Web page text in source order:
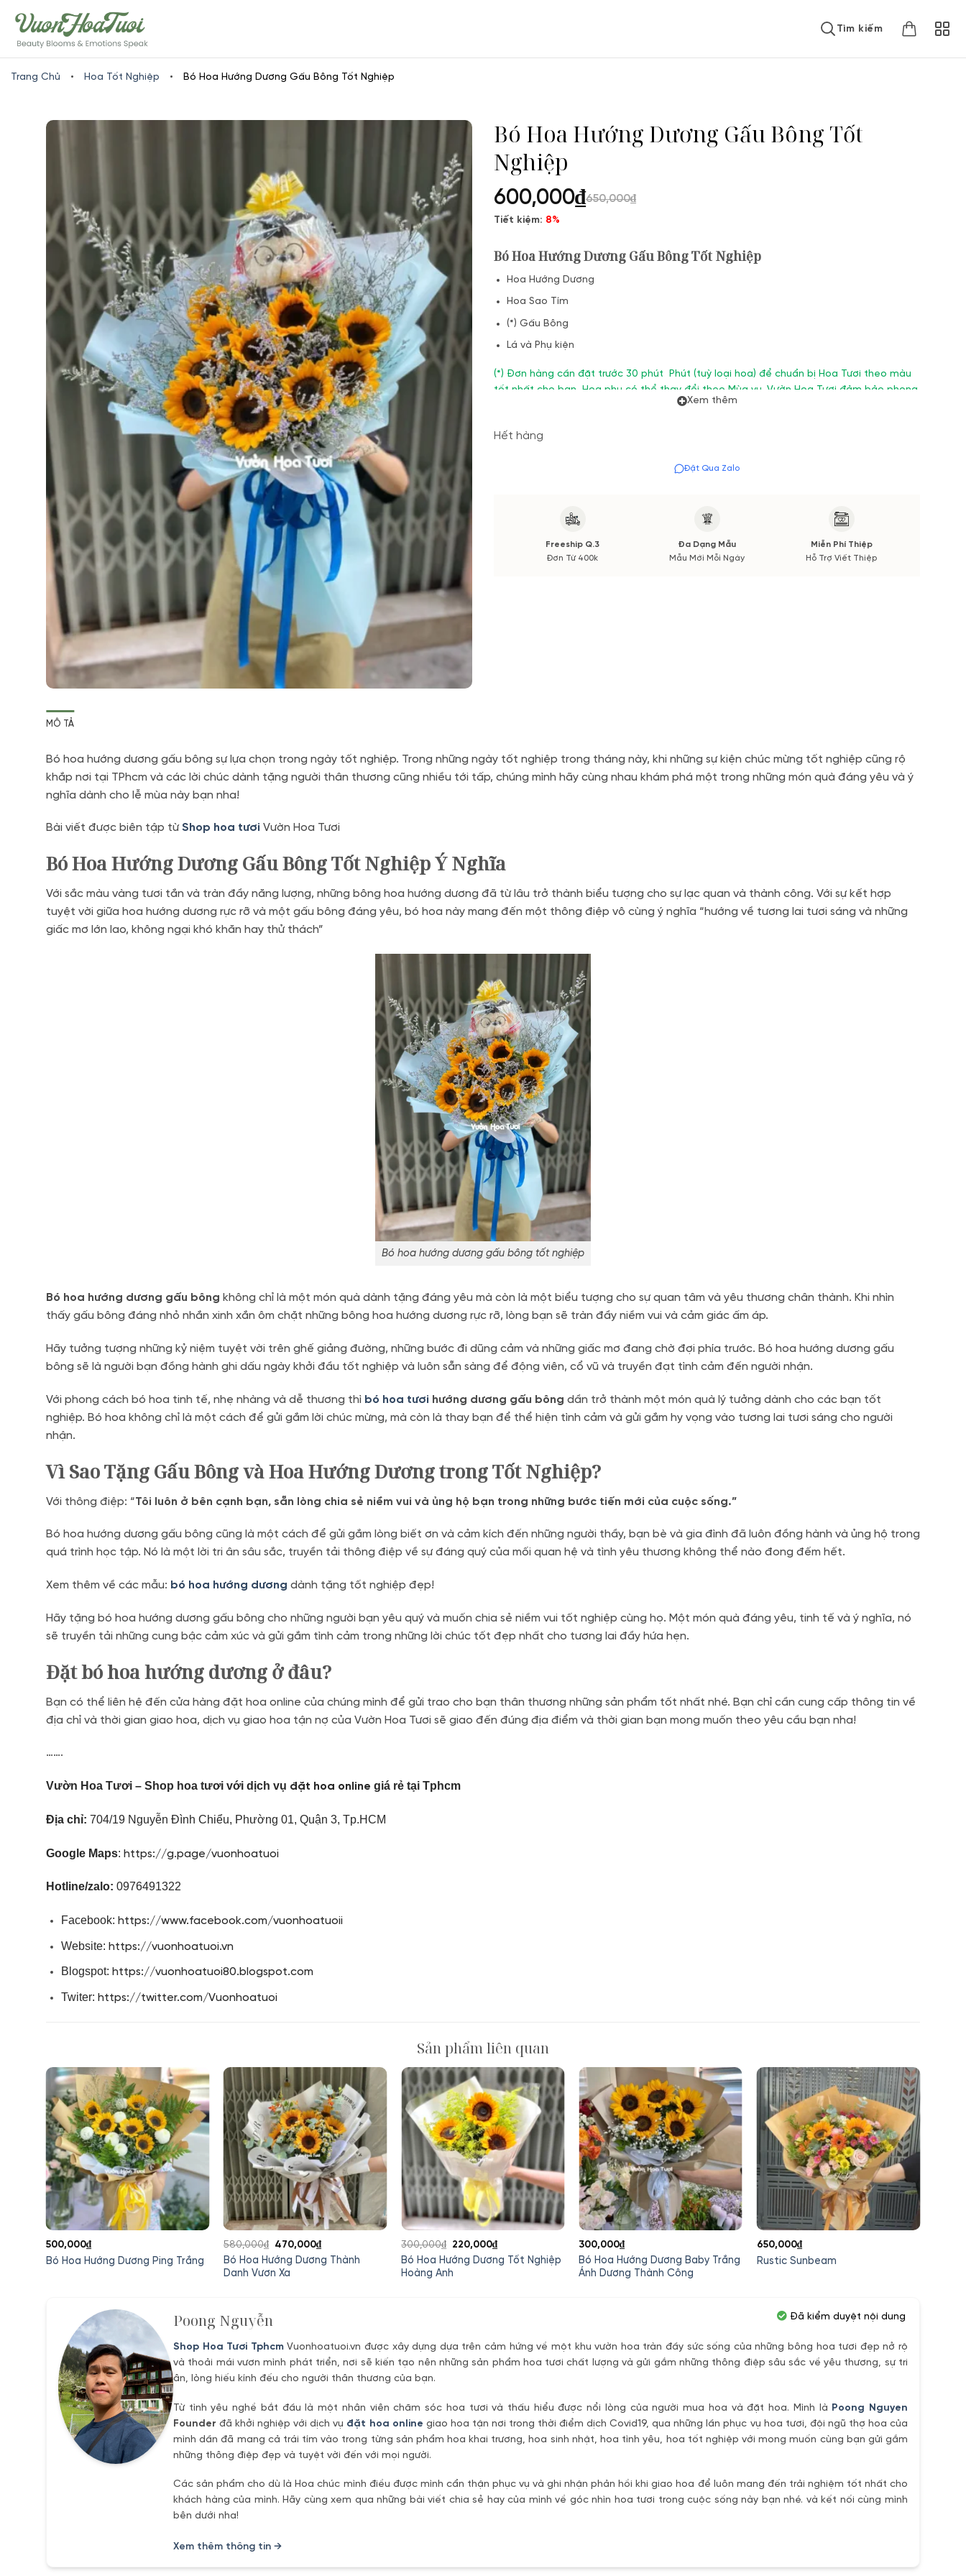
to
content
Tìm kiếm
Trang Chủ • Hoa Tốt Nghiệp • Bó Hoa Hướng Dương Gấu Bông Tốt Nghiệp
Bó Hoa Hướng Dương Gấu Bông Tốt
Nghiệp
600,000₫650,000₫
Tiết kiệm: 8%
Bó Hoa Hướng Dương Gấu Bông Tốt Nghiệp
Hoa Hướng Dương
Hoa Sao Tím
(*) Gấu Bông
Lá và Phụ kiện
(*) Đơn hàng cần đặt trước 30 phút Phút (tuỳ loại hoa) để chuẩn bị Hoa Tươi theo màu
tốt nhất cho bạn, Hoa phụ có thể thay đổi theo Mùa vụ. Vườn Hoa Tươi đảm bảo phong
Nếu có thay đổi về Hoa phụ sẽ được thông báo đến Quý khách hàng xác nhận trước khi
Xem thêm
Hết hàng
Đặt Qua Zalo
Freeship Q.3
Đơn Từ 400k
Đa Dạng Mẫu
Mẫu Mới Mỗi Ngày
Miễn Phí Thiệp
Hỗ Trợ Viết Thiệp
MÔ TẢ
Bó hoa hướng dương gấu bông sự lựa chọn trong ngày tốt nghiệp. Trong những ngày tốt nghiệp trong tháng này, khi những sự kiện chúc mừng tốt nghiệp cũng rộ
khắp nơi tại TPhcm và các lời chúc dành tặng người thân thương cũng nhiều tới tấp, chúng mình hãy cùng nhau khám phá một trong những món quà đáng yêu và ý
nghĩa dành cho lễ mùa này bạn nha!
Bài viết được biên tập từShop hoa tươi Vườn Hoa Tươi
Bó Hoa Hướng Dương Gấu Bông Tốt Nghiệp Ý Nghĩa
Với sắc màu vàng tươi tắn và tràn đầy năng lượng, những bông hoa hướng dương đã từ lâu trở thành biểu tượng cho sự lạc quan và thành công. Với sự kết hợp
tuyệt vời giữa hoa hướng dương rực rỡ và một gấu bông đáng yêu, bó hoa này mang đến một thông điệp vô cùng ý nghĩa “hướng về tương lai tươi sáng và những
giấc mơ lớn lao, không ngại khó khăn hay thử thách”
Bó hoa hướng dương gấu bông tốt nghiệp
Bó hoa hướng dương gấu bông không chỉ là một món quà dành tặng đáng yêu mà còn là một biểu tượng cho sự quan tâm và yêu thương chân thành. Khi nhìn
thấy gấu bông đáng nhỏ nhắn xinh xắn ôm chặt những bông hoa hướng dương rực rỡ, lòng bạn sẽ tràn đầy niềm vui và cảm giác ấm áp.
Hãy tưởng tượng những kỷ niệm tuyệt vời trên ghế giảng đường, những bước đi dũng cảm và những giấc mơ đang chờ đợi phía trước. Bó hoa hướng dương gấu
bông sẽ là người bạn đồng hành ghi dấu ngày khởi đầu tốt nghiệp và luôn sẵn sàng để động viên, cổ vũ và truyền đạt tình cảm đến người nhận.
Với phong cách bó hoa tinh tế, nhẹ nhàng và dễ thương thì bó hoa tươi hướng dương gấu bông dần trở thành một món quà lý tưởng dành cho các bạn tốt
nghiệp. Bó hoa không chỉ là một cách để gửi gắm lời chúc mừng, mà còn là thay bạn để thể hiện tình cảm và gửi gắm hy vọng vào tương lai tươi sáng cho người
nhận.
Vì Sao Tặng Gấu Bông và Hoa Hướng Dương trong Tốt Nghiệp?
Với thông điệp: “Tôi luôn ở bên cạnh bạn, sẵn lòng chia sẻ niềm vui và ủng hộ bạn trong những bước tiến mới của cuộc sống.”
Bó hoa hướng dương gấu bông cũng là một cách để gửi gắm lòng biết ơn và cảm kích đến những người thầy, bạn bè và gia đình đã luôn đồng hành và ủng hộ trong
quá trình học tập. Nó là một lời tri ân sâu sắc, truyền tải thông điệp về sự đáng quý của mối quan hệ và tình yêu thương không thể nào đong đếm hết.
Xem thêm về các mẫu: bó hoa hướng dương dành tặng tốt nghiệp đẹp!
Hãy tặng bó hoa hướng dương gấu bông cho những người bạn yêu quý và muốn chia sẻ niềm vui tốt nghiệp cùng họ. Một món quà đáng yêu, tinh tế và ý nghĩa, nó
sẽ truyền tải những cung bậc cảm xúc và gửi gắm tình cảm trong những lời chúc tốt đẹp nhất cho tương lai đầy hứa hẹn.
Đặt bó hoa hướng dương ở đâu?
Bạn có thể liên hệ đến cửa hàng đặt hoa online của chúng mình để gửi trao cho bạn thân thương những sản phẩm tốt nhất nhé. Bạn chỉ cần cung cấp thông tin về
địa chỉ và thời gian giao hoa, dịch vụ giao hoa tận nợ của Vườn Hoa Tươi sẽ giao đến đúng địa điểm và thời gian bạn mong muốn theo yêu cầu bạn nha!
…….
Vườn Hoa Tươi – Shop hoa tươi với dịch vụ đặt hoa online giá rẻ tại Tphcm
Địa chỉ: 704/19 Nguyễn Đình Chiểu, Phường 01, Quận 3, Tp.HCM
Google Maps: https://g.page/vuonhoatuoi
Hotline/zalo: 0976491322
Facebook: https://www.facebook.com/vuonhoatuoii
Website: https://vuonhoatuoi.vn
Blogspot: https://vuonhoatuoi80.blogspot.com
Twiter: https://twitter.com/Vuonhoatuoi
Sản phẩm liên quan
Bó Hoa Hướng Dương Ping Trắng
500,000₫
Bó Hoa Hướng Dương Thành
Danh Vươn Xa
580,000₫
Giá
gốc
là:
470,000₫Giá
hiện
Bó Hoa Hướng Dương Tốt Nghiệp
Hoàng Anh
300,000₫ Giá
gốc
là:
220,000₫Giá
hiện
Bó Hoa Hướng Dương Baby Trắng
Ánh Dương Thành Công
300,000₫
Rustic Sunbeam
650,000₫
Poong Nguyễn
Shop Hoa Tươi TphcmVuonhoatuoi.vn được xây dựng dựa trên cảm hứng về một khu vườn hoa tràn đầy sức sống của những bông hoa tươi đẹp nở rộ
và thoải mái vươn mình phát triển, nơi sẽ kiến tạo nên những sản phẩm hoa tươi chất lượng và gửi gắm những thông điệp sâu sắc về yêu thương, sự tri
ân, lòng hiếu kính đếu cho người thân thương của bạn.
Từ tình yêu nghề bắt đầu là một nhân viên chăm sóc hoa tươi và thấu hiểu được nổi lòng của người mua hoa và đặt hoa. Mình là Poong Nguyen
Founder đã khởi nghiệp với dịch vụ đặt hoa online giao hoa tận nơi trong thời điểm dịch Covid19, qua những lần phục vụ hoa tươi, đội ngũ thợ hoa của
mình dần đã mang cả trái tím vào trong từng sản phẩm hoa khai trương, hoa sinh nhật, hoa tình yêu, hoa tốt nghiệp với mong muốn cùng bạn gửi gắm
những thông điệp đẹp và tuyệt vời đến với mọi người.
Các sản phẩm cho dù là Hoa chúc mình điều được mình cẩn thận phục vụ và ghi nhận phản hồi khi giao hoa để luôn mang đến trải nghiệm tốt nhất cho
khách hàng của mình. Hãy cùng xem qua những bài viết chia sẻ hay của mình về góc nhìn hoa tươi trong cuộc sống này bạn nhé. và kết nối cùng mình
bên dưới nha!
Xem thêm thông tin →
Đã kiểm duyệt nội dung